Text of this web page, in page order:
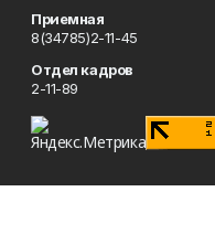
Приемная
8(34785)2-11-45
Отдел кадров
2-11-89